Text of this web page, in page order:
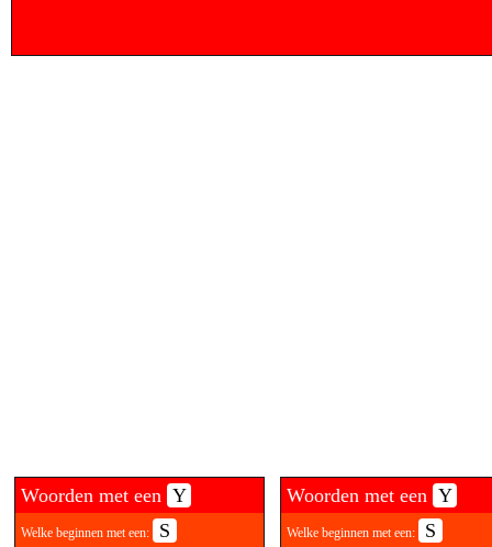
Woorden met een Y
Welke beginnen met een: S
Woorden met een Y
Welke beginnen met een: S